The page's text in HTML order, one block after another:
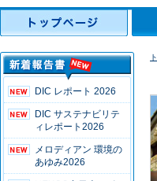
DIC レポート 2026
DIC サステナビリテ
ィレポート2026
メロディアン 環境の
あゆみ2026